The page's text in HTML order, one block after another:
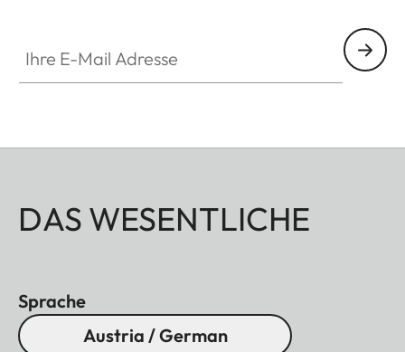
DAS WESENTLICHE
Sprache
Austria / German